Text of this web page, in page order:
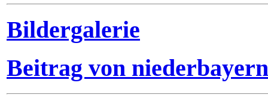
Bildergalerie
Beitrag von